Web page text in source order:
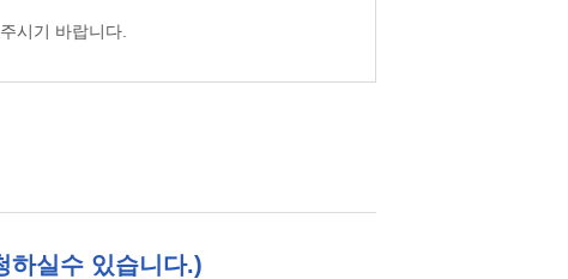
시기 바랍니다.
하실수 있습니다.)